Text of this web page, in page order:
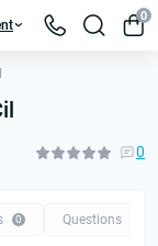
0
0
0 Questions